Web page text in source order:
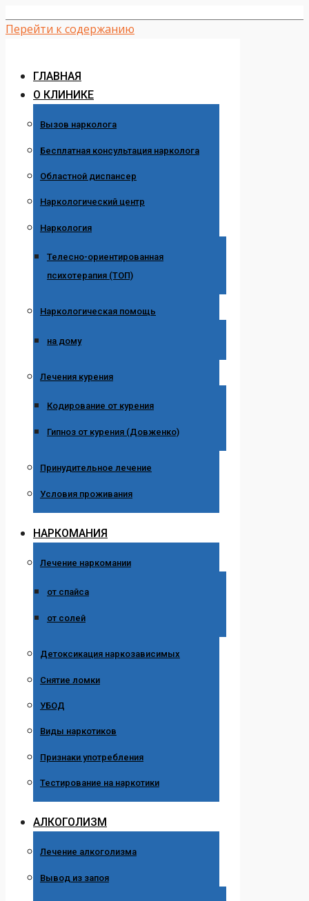
Перейти к содержанию
ГЛАВНАЯ
О КЛИНИКЕ
Вызов нарколога
Бесплатная консультация нарколога
Областной диспансер
Наркологический центр
Наркология
Телесно-ориентированная
психотерапия (ТОП)
Наркологическая помощь
на дому
Лечения курения
Кодирование от курения
Гипноз от курения (Довженко)
Принудительное лечение
Условия проживания
НАРКОМАНИЯ
Лечение наркомании
от спайса
от солей
Детоксикация наркозависимых
Снятие ломки
УБОД
Виды наркотиков
Признаки употребления
Тестирование на наркотики
АЛКОГОЛИЗМ
Лечение алкоголизма
Вывод из запоя